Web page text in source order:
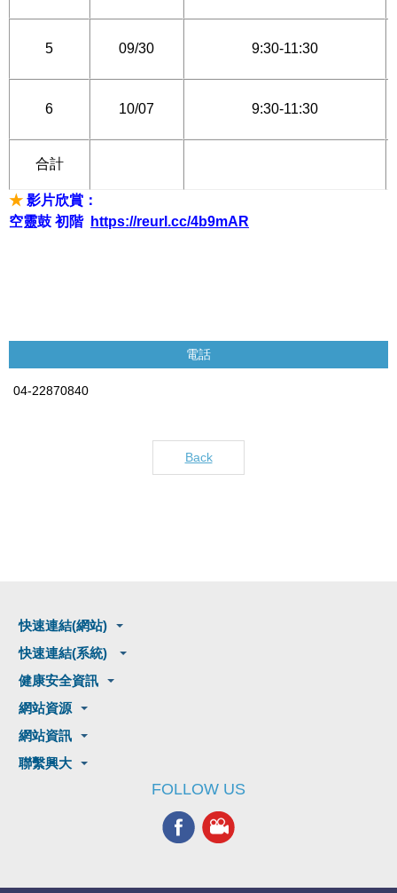
5 09/30 9:30-11:30
6 10/07 9:30-11:30
合計
★ 影片欣賞：
空靈鼓 初階 https://reurl.cc/4b9mAR
電話
04-22870840
Back
快速連結(網站)
快速連結(系統)
健康安全資訊
網站資源
網站資訊
聯繫興大
FOLLOW US